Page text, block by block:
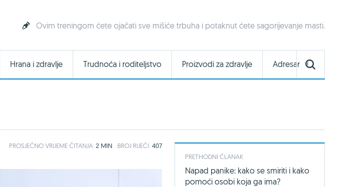
Ovim treningom ćete ojačati sve mišiće trbuha i potaknut ćete sagorijevanje masti.
Hrana i zdravlje Trudnoća i roditeljstvo Proizvodi za zdravlje Adresar
PROSJEČNOVRIJEME ČITANJA: 2 MIN BROJ RIJEČI: 407
PRETHODNI ČLANAK
Napad panike: kako se smiriti i kako
pomoći osobi koja ga ima?